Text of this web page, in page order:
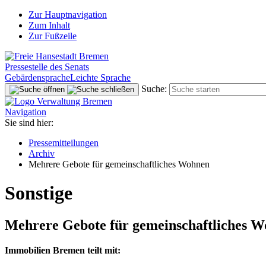
Zur Hauptnavigation
Zum Inhalt
Zur Fußzeile
Pressestelle des Senats
GebärdenspracheLeichte Sprache
Suche:
Navigation
Sie sind hier:
Pressemitteilungen
Archiv
Mehrere Gebote für gemeinschaftliches Wohnen
Sonstige
Mehrere Gebote für gemeinschaftliches
Immobilien Bremen teilt mit: